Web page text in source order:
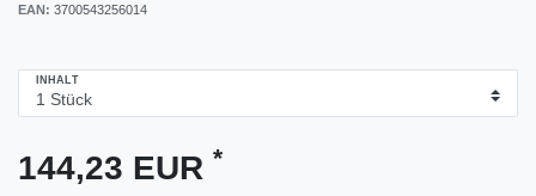
EAN: 3700543256014
INHALT
144,23 EUR *